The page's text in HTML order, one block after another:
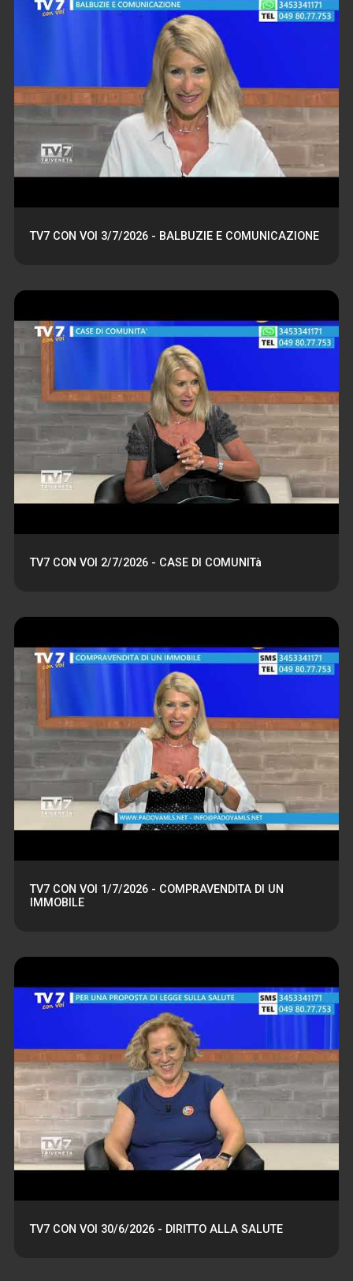
TV7 CON VOI 3/7/2026 - BALBUZIE E COMUNICAZIONE
TV7 CON VOI 2/7/2026 - CASE DI COMUNITà
TV7 CON VOI 1/7/2026 - COMPRAVENDITA DI UN
IMMOBILE
TV7 CON VOI 30/6/2026 - DIRITTO ALLA SALUTE